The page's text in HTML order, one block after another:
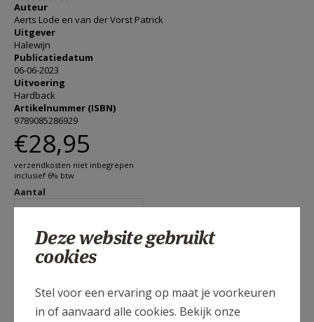
Auteur
Aerts Lode en van der Vorst Patrick
Uitgever
Halewijn
Publicatiedatum
06-06-2023
Uitvoering
Hardback
Artikelnummer (ISBN)
9789085286929
€28,95
verzendkosten niet inbegrepen
inclusief 6% btw
Aantal
Gebeden van 50 vrouwen & 50 mannen met 100
kunstwerken
Deze website gebruikt
cookies
Stel voor een ervaring op maat je voorkeuren
in of aanvaard alle cookies. Bekijk onze